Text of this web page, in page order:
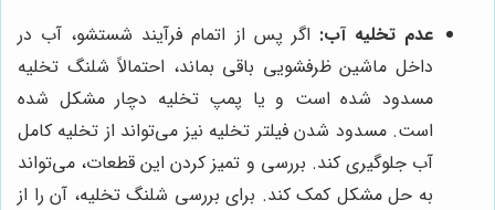
عدم تخلیه آب: اگر پس از اتمام فرآیند شستشو، آب در
داخل ماشین ظرفشویی باقی بماند، احتمالاً شلنگ تخلیه
مسدود شده است و یا پمپ تخلیه دچار مشکل شده
است. مسدود شدن فیلتر تخلیه نیز می‌تواند از تخلیه کامل
آب جلوگیری کند. بررسی و تمیز کردن این قطعات، می‌تواند
به حل مشکل کمک کند. برای بررسی شلنگ تخلیه، آن را از